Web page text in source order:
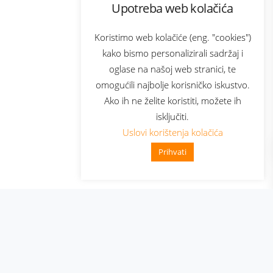
Upotreba web kolačića
Koristimo web kolačiće (eng. "cookies")
kako bismo personalizirali sadržaj i
oglase na našoj web stranici, te
omogućili najbolje korisničko iskustvo.
Ako ih ne želite koristiti, možete ih
isključiti.
Uslovi korištenja kolačića
Prihvati
👋 Zdravo, kako mogu pomoći?
Bonus plus
Prijava za newsletter